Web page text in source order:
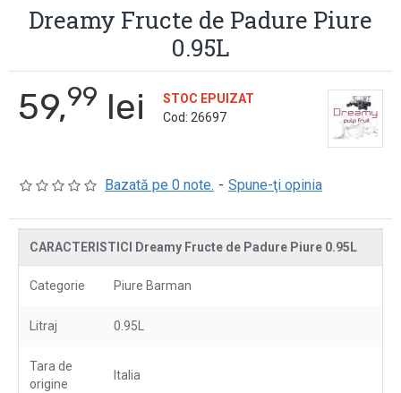
Dreamy Fructe de Padure Piure
0.95L
Bazată pe 0 note. - Spune-ţi opinia
59,99 lei
STOC EPUIZAT
Cod: 26697
CARACTERISTICI Dreamy Fructe de Padure Piure 0.95L
Categorie Piure Barman
Litraj 0.95L
Tara de
origine
Italia